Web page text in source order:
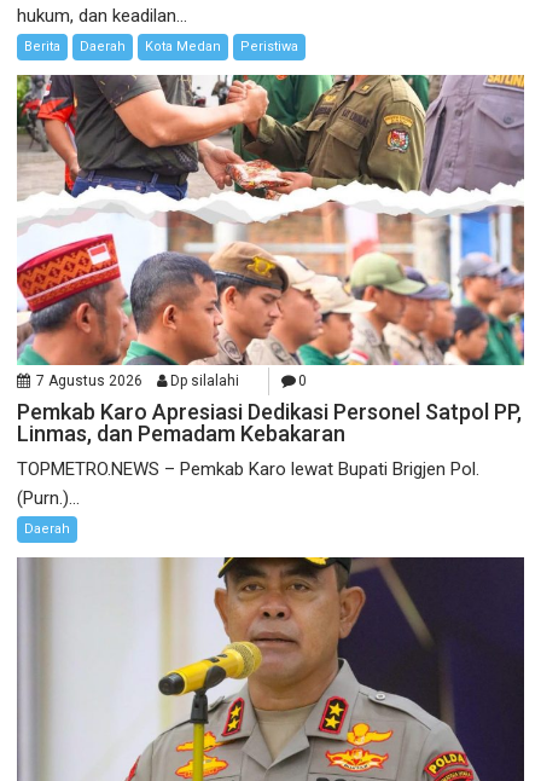
hukum, dan keadilan...
Berita Daerah Kota Medan Peristiwa
7 Agustus 2026 Dp silalahi 0
Pemkab Karo Apresiasi Dedikasi Personel Satpol PP,
Linmas, dan Pemadam Kebakaran
TOPMETRO.NEWS – Pemkab Karo lewat Bupati Brigjen Pol.
(Purn.)...
Daerah